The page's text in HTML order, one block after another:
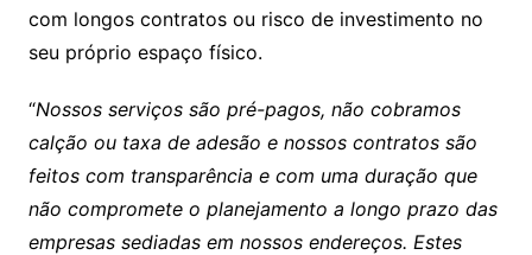
com longos contratos ou risco de investimento no
seu próprio espaço físico.
“Nossos serviços são pré-pagos, não cobramos
calção ou taxa de adesão e nossos contratos são
feitos com transparência e com uma duração que
não compromete o planejamento a longo prazo das
empresas sediadas em nossos endereços. Estes